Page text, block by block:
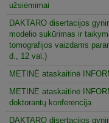
užsiėmimai
DAKTARO disertacijos
modelio sukūrimas ir
tomografijos vaizdams
d., 12 val.)
METINĖ ataskaitinė
METINĖ ataskaitinė
doktorantų konferencija
DAKTARO disertacijos